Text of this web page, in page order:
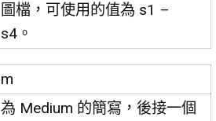
圖檔，可使用的值為 s1 –
s4。
m
為 Medium 的簡寫，後接一個